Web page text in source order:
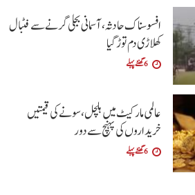
افسوسناک حادثہ، آسمانی بجلی گرنے سے فٹبال
کھلاڑی دم توڑ گیا
6 گھنٹے پہلے
عالمی مارکیٹ میں ہلچل، سونے کی قیمتیں
خریداروں کی پہنچ سے دور
6 گھنٹے پہلے